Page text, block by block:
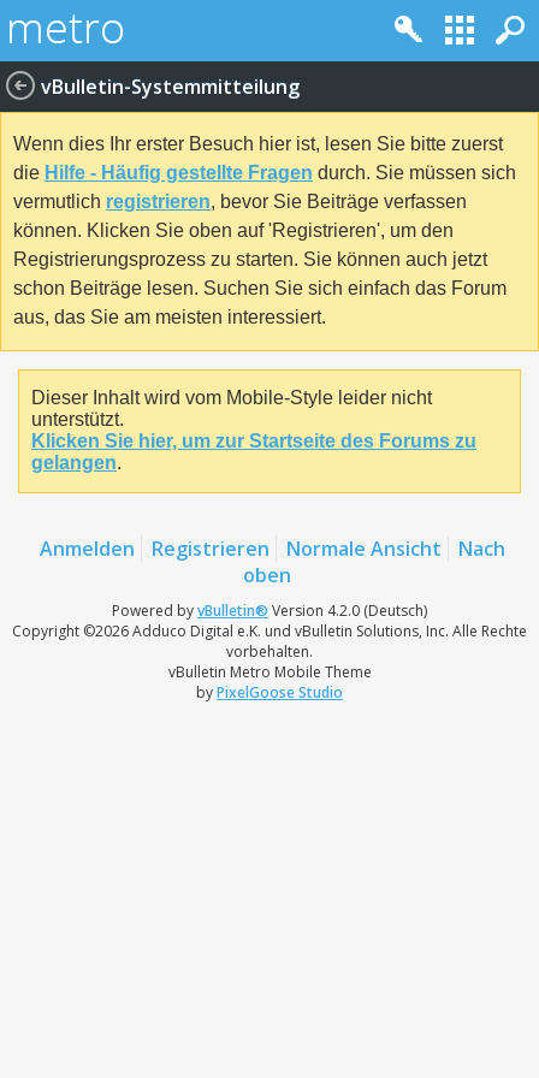
vBulletin-Systemmitteilung
Wenn dies Ihr erster Besuch hier ist, lesen Sie bitte zuerst
die Hilfe - Häufig gestellte Fragen durch. Sie müssen sich
vermutlich registrieren, bevor Sie Beiträge verfassen
können. Klicken Sie oben auf 'Registrieren', um den
Registrierungsprozess zu starten. Sie können auch jetzt
schon Beiträge lesen. Suchen Sie sich einfach das Forum
aus, das Sie am meisten interessiert.
Dieser Inhalt wird vom Mobile-Style leider nicht
unterstützt.
Klicken Sie hier, um zur Startseite des Forums zu
gelangen.
Anmelden Registrieren Normale Ansicht
Nach
oben
Powered byvBulletin® Version 4.2.0 (Deutsch)
Copyright ©2026 Adduco Digital e.K. und vBulletin Solutions, Inc. Alle Rechte
vorbehalten.
vBulletin Metro Mobile Theme
byPixelGoose Studio